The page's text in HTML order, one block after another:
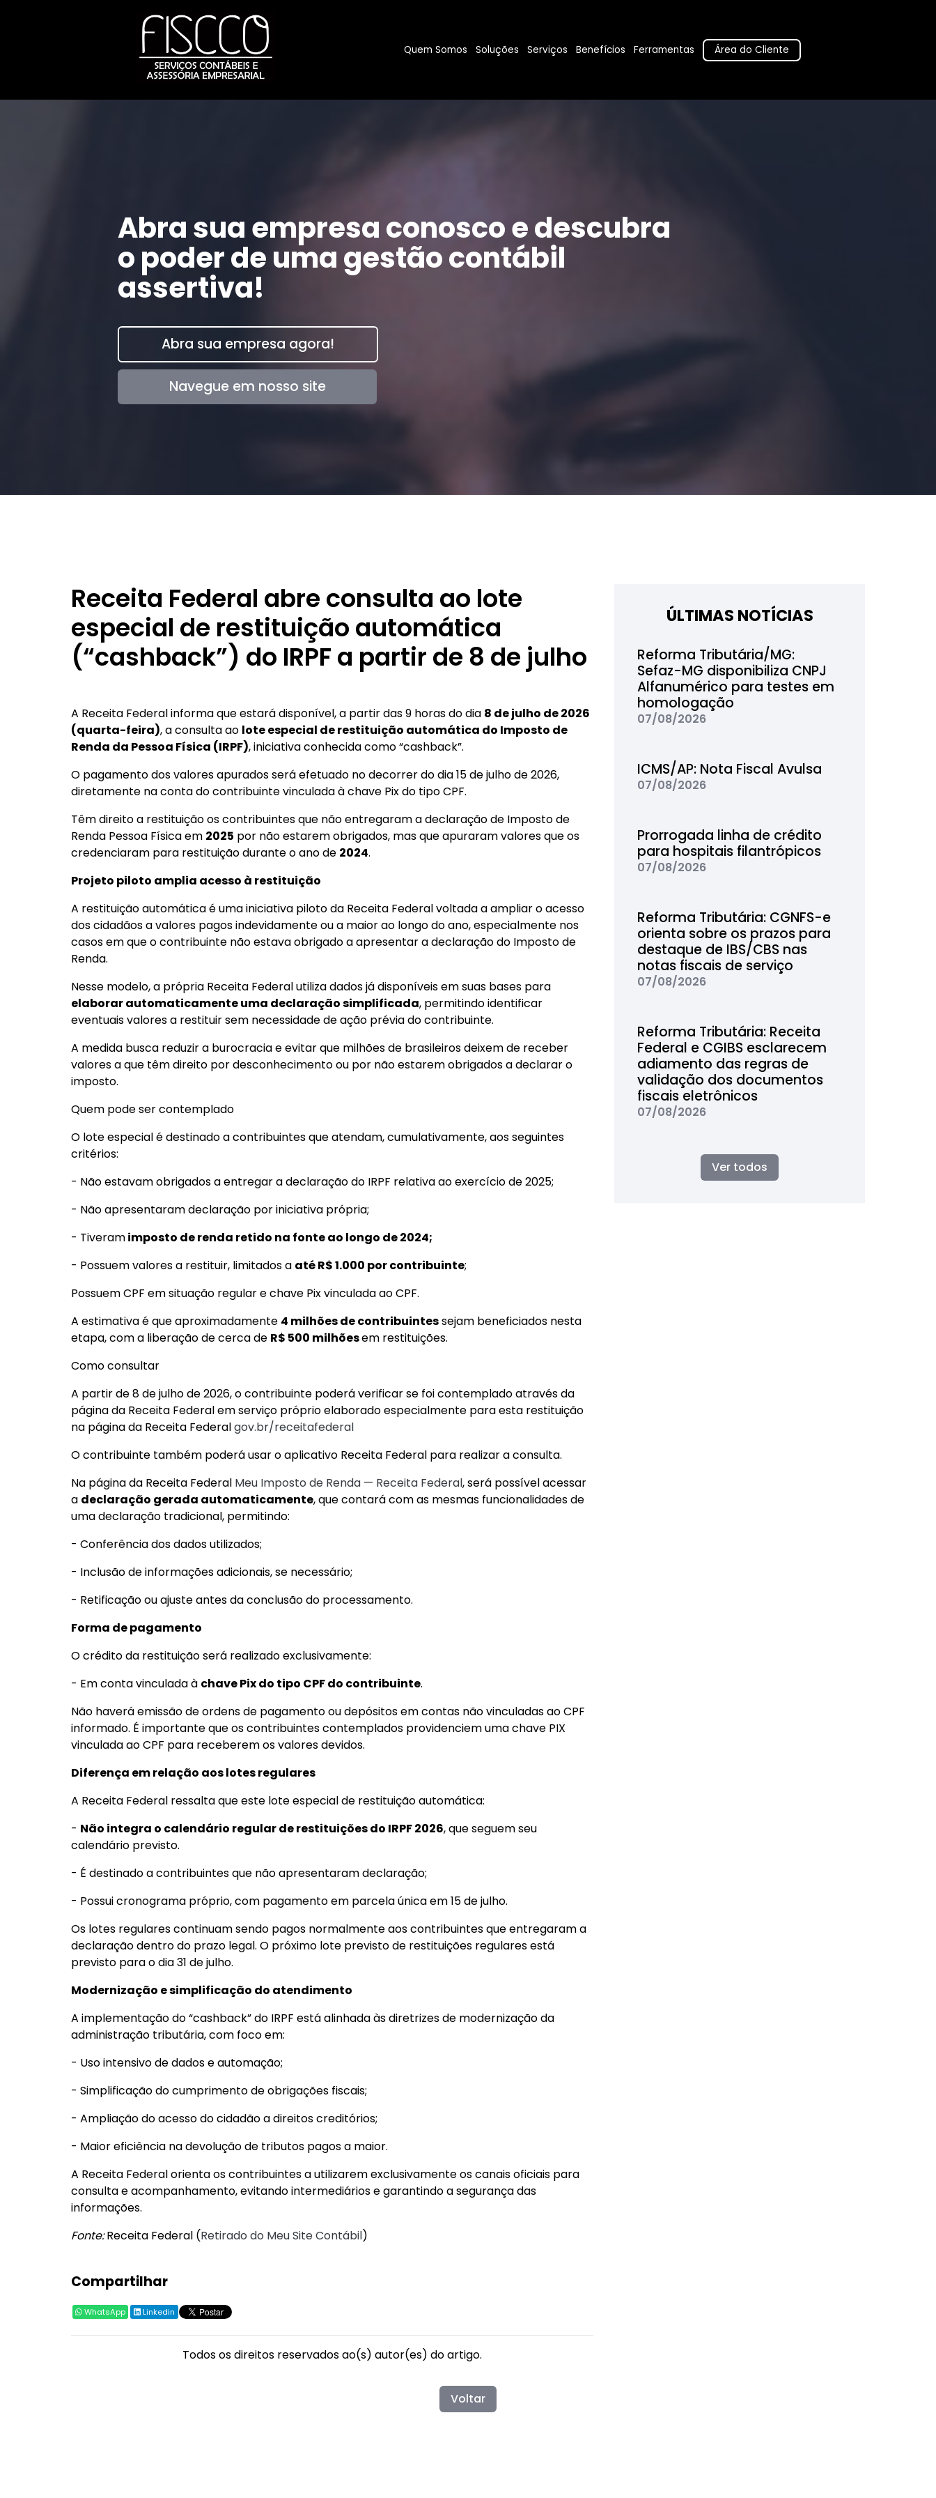
Quem Somos Soluções Serviços Benefícios Ferramentas Área do Cliente
Abra sua empresa conosco e descubra
o poder de uma gestão contábil
assertiva!
Abra sua empresa agora!
Navegue em nosso site
Receita Federal abre consulta ao lote
especial de restituição automática
(“cashback”) do IRPF a partir de 8 de julho
A Receita Federal informa que estará disponível, a partir das 9 horas do dia 8 de julho de 2026
(quarta-feira), a consulta ao lote especial de restituição automática do Imposto de
Renda da Pessoa Física (IRPF), iniciativa conhecida como “cashback”.
O pagamento dos valores apurados será efetuado no decorrer do dia 15 de julho de 2026,
diretamente na conta do contribuinte vinculada à chave Pix do tipo CPF.
Têm direito a restituição os contribuintes que não entregaram a declaração de Imposto de
Renda Pessoa Física em 2025 por não estarem obrigados, mas que apuraram valores que os
credenciaram para restituição durante o ano de 2024.
Projeto piloto amplia acesso à restituição
A restituição automática é uma iniciativa piloto da Receita Federal voltada a ampliar o acesso
dos cidadãos a valores pagos indevidamente ou a maior ao longo do ano, especialmente nos
casos em que o contribuinte não estava obrigado a apresentar a declaração do Imposto de
Renda.
Nesse modelo, a própria Receita Federal utiliza dados já disponíveis em suas bases para
elaborar automaticamente uma declaração simplificada, permitindo identificar
eventuais valores a restituir sem necessidade de ação prévia do contribuinte.
A medida busca reduzir a burocracia e evitar que milhões de brasileiros deixem de receber
valores a que têm direito por desconhecimento ou por não estarem obrigados a declarar o
imposto.
Quem pode ser contemplado
O lote especial é destinado a contribuintes que atendam, cumulativamente, aos seguintes
critérios:
- Não estavam obrigados a entregar a declaração do IRPF relativa ao exercício de 2025;
- Não apresentaram declaração por iniciativa própria;
- Tiveramimposto de renda retido na fonte ao longo de 2024;
- Possuem valores a restituir, limitados a até R$ 1.000 por contribuinte;
Possuem CPF em situação regular e chave Pix vinculada ao CPF.
A estimativa é que aproximadamente 4 milhões de contribuintessejam beneficiados nesta
etapa, com a liberação de cerca de R$ 500 milhõesem restituições.
Como consultar
A partir de 8 de julho de 2026, o contribuinte poderá verificar se foi contemplado através da
página da Receita Federal em serviço próprio elaborado especialmente para esta restituição
na página da Receita Federalgov.br/receitafederal
O contribuinte também poderá usar o aplicativo Receita Federal para realizar a consulta.
Na página da Receita Federal Meu Imposto de Renda — Receita Federal, será possível acessar
a declaração gerada automaticamente, que contará com as mesmas funcionalidades de
uma declaração tradicional, permitindo:
- Conferência dos dados utilizados;
- Inclusão de informações adicionais, se necessário;
- Retificação ou ajuste antes da conclusão do processamento.
Forma de pagamento
O crédito da restituição será realizado exclusivamente:
- Em conta vinculada à chave Pix do tipo CPF do contribuinte.
Não haverá emissão de ordens de pagamento ou depósitos em contas não vinculadas ao CPF
informado. É importante que os contribuintes contemplados providenciem uma chave PIX
vinculada ao CPF para receberem os valores devidos.
Diferença em relação aos lotes regulares
A Receita Federal ressalta que este lote especial de restituição automática:
- Não integra o calendário regular de restituições do IRPF 2026, que seguem seu
calendário previsto.
- É destinado a contribuintes que não apresentaram declaração;
- Possui cronograma próprio, com pagamento em parcela única em 15 de julho.
Os lotes regulares continuam sendo pagos normalmente aos contribuintes que entregaram a
declaração dentro do prazo legal. O próximo lote previsto de restituições regulares está
previsto para o dia 31 de julho.
Modernização e simplificação do atendimento
A implementação do “cashback” do IRPF está alinhada às diretrizes de modernização da
administração tributária, com foco em:
- Uso intensivo de dados e automação;
- Simplificação do cumprimento de obrigações fiscais;
- Ampliação do acesso do cidadão a direitos creditórios;
- Maior eficiência na devolução de tributos pagos a maior.
A Receita Federal orienta os contribuintes a utilizarem exclusivamente os canais oficiais para
consulta e acompanhamento, evitando intermediários e garantindo a segurança das
informações.
Fonte:Receita Federal (Retirado do Meu Site Contábil)
Compartilhar
WhatsApp Linkedin
Todos os direitos reservados ao(s) autor(es) do artigo.
ÚLTIMAS NOTÍCIAS
Reforma Tributária/MG:
Sefaz-MG disponibiliza CNPJ
Alfanumérico para testes em
homologação
07/08/2026
ICMS/AP: Nota Fiscal Avulsa
07/08/2026
Prorrogada linha de crédito
para hospitais filantrópicos
07/08/2026
Reforma Tributária: CGNFS-e
orienta sobre os prazos para
destaque de IBS/CBS nas
notas fiscais de serviço
07/08/2026
Reforma Tributária: Receita
Federal e CGIBS esclarecem
adiamento das regras de
validação dos documentos
fiscais eletrônicos
07/08/2026
Ver todos
Voltar